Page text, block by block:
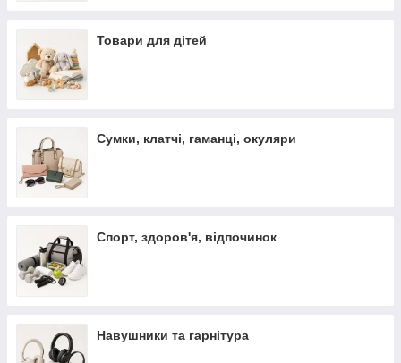
Товари для дітей
Сумки, клатчі, гаманці, окуляри
Спорт, здоров'я, відпочинок
Навушники та гарнітура